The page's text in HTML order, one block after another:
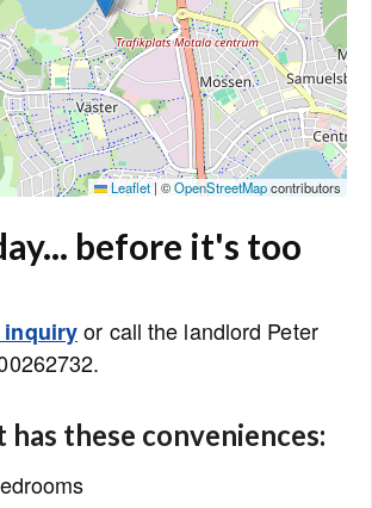
Leaflet | ©OpenStreetMapcontributors
before it's too
inquiryor call the landlord Peter
has these conveniences: